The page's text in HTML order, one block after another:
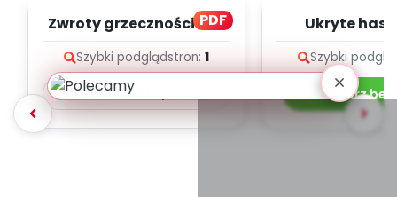
PDF
Zwroty grzecznościowe
Szybki podglądstron: 1
Pobierz lub kup
Ukryte
Szybki
Pobierz